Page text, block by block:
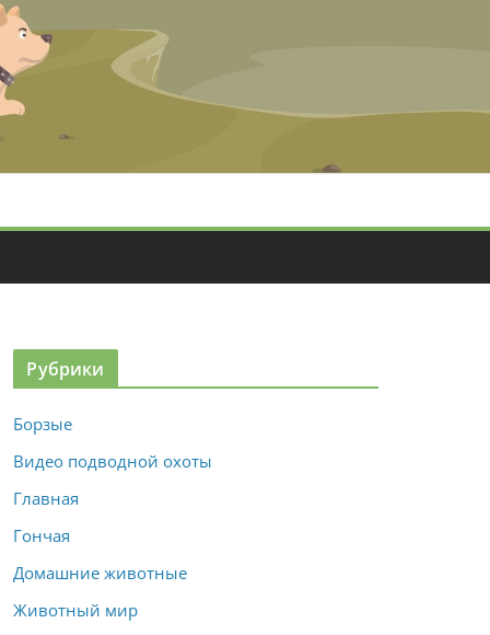
Рубрики
Борзые
Видео подводной охоты
Главная
Гончая
Домашние животные
Животный мир